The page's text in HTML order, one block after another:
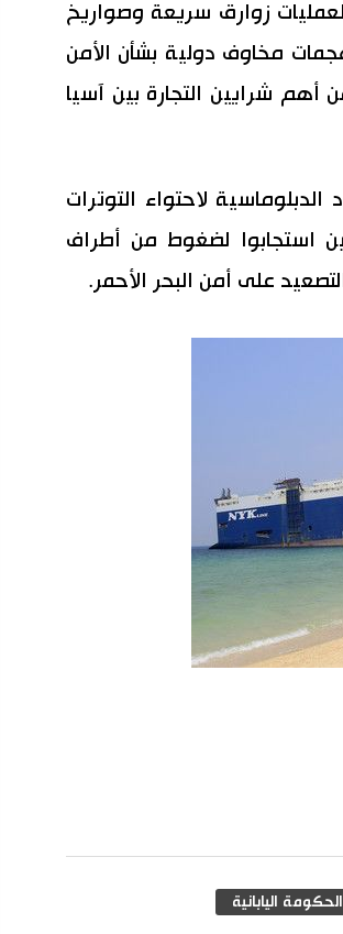
زوارق سريعة وصواريخ
مخاوف دولية بشأن الأمن
أهم شرايين التجارة بين آسيا
لاحتواء التوترات
استجابوا لضغوط من أطراف
على أمن البحر الأحمر.
الحكومة اليابانية